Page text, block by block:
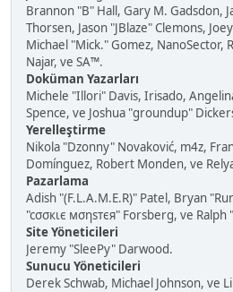
Brannon "B" Hall, Gary M. Gadsdon,
Thorsen, Jason "JBlaze" Clemons,
Michael "Mick." Gomez, NanoSector,
Najar, ve SA™.
Doküman Yazarları
Michele "Illori" Davis, Irisado,
Spence, ve Joshua "groundup"
Yerelleştirme
Nikola "Dzonny" Novaković, m4z,
Domínguez, Robert Monden, ve
Pazarlama
Adish "(F.L.A.M.E.R)" Patel, Bryan
"cσσкιє мσηѕтєя" Forsberg, ve
Site Yöneticileri
Jeremy "SleePy" Darwood.
Sunucu Yöneticileri
Derek Schwab, Michael Johnson, ve